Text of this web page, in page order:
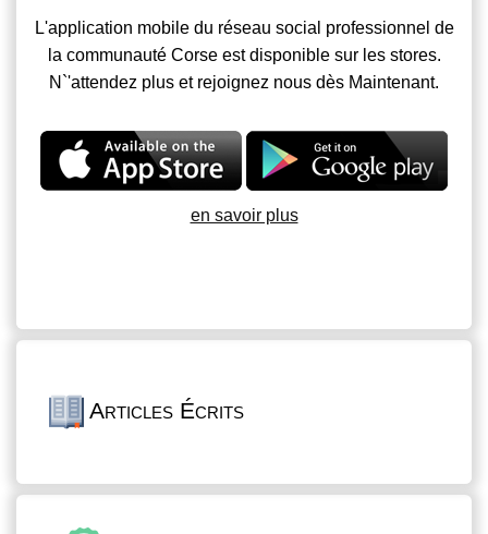
L'application mobile du réseau social professionnel de
la communauté Corse est disponible sur les stores.
N`'attendez plus et rejoignez nous dès Maintenant.
en savoir plus
Articles Écrits